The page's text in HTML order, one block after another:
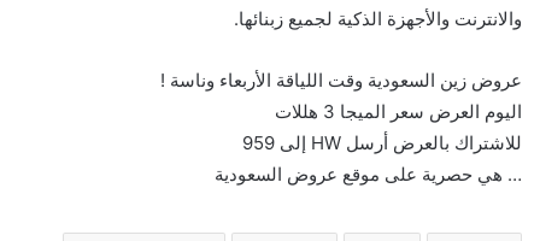
والانترنت والأجهزة الذكية لجميع زبنائها.
عروض زين السعودية وقت اللياقة الأربعاء وناسة ! ‏
اليوم العرض سعر الميجا 3 هللات
للاشتراك بالعرض أرسل HW إلى 959